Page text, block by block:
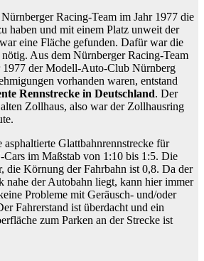
Racing-Team im Jahr 1977 die
haben und mit einem Platz unweit der
eine Fläche gefunden. Dafür war die
Aus dem Nürnberger Racing-Team
1977 der Modell-Auto-Club Nürnberg
vorhanden waren, entstand
Rennstrecke in Deutschland. Der
Zollhaus, also war der Zollhausring
Glattbahnrennstrecke für
im Maßstab von 1:10 bis 1:5. Die
die Körnung der Fahrbahn ist 0,8. Da der
nahe der Autobahn liegt, kann hier immer
Probleme mit Geräusch- und/oder
Fahrerstand ist überdacht und ein
zum Parken an der Strecke ist